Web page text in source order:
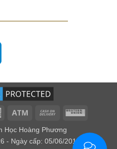
American
Atm
Cash
Delivery
Western
Học Hoàng Phương
- Ngày cấp: 05/06/2016